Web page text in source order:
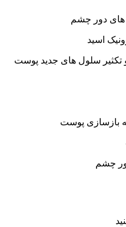
دور چشم
اسید
سلول های جدید پوست
بازسازی پوست
چشم